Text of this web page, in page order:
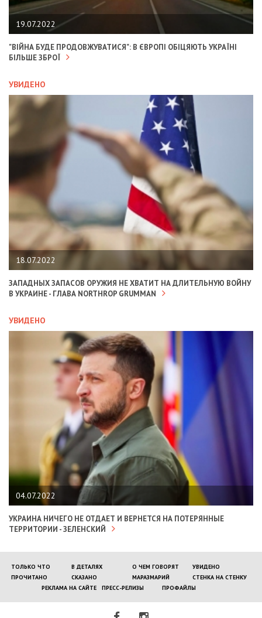
19.07.2022
"ВІЙНА БУДЕ ПРОДОВЖУВАТИСЯ": В ЄВРОПІ ОБІЦЯЮТЬ УКРАЇНІ
БІЛЬШЕ ЗБРОЇ
УВИДЕНО
18.07.2022
ЗАПАДНЫХ ЗАПАСОВ ОРУЖИЯ НЕ ХВАТИТ НА ДЛИТЕЛЬНУЮ ВОЙНУ
В УКРАИНЕ - ГЛАВА NORTHROP GRUMMAN
УВИДЕНО
04.07.2022
УКРАИНА НИЧЕГО НЕ ОТДАЕТ И ВЕРНЕТСЯ НА ПОТЕРЯННЫЕ
ТЕРРИТОРИИ - ЗЕЛЕНСКИЙ
ТОЛЬКО ЧТО В ДЕТАЛЯХ О ЧЕМ ГОВОРЯТ
УВИДЕНО
ПРОЧИТАНО
СКАЗАНО МАРАЗМАРИЙ
СТЕНКА НА СТЕНКУ
РЕКЛАМА НА САЙТЕ
ПРЕСС-РЕЛИЗЫ ПРОФАЙЛЫ